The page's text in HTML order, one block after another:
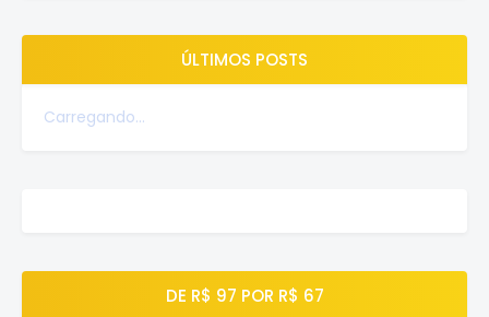
ÚLTIMOS POSTS
Carregando...
DE R$ 97 POR R$ 67